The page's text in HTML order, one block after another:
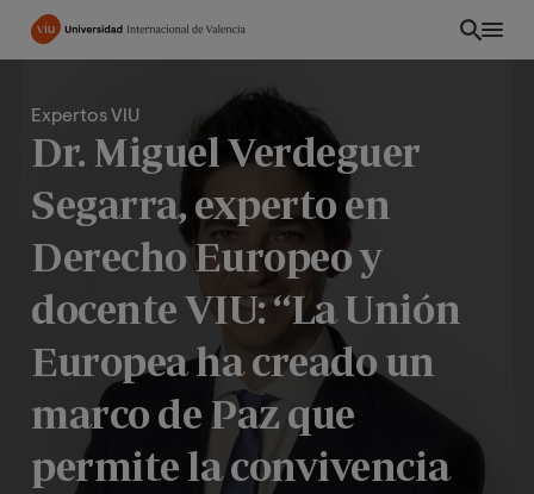
Pasar
Expertos VIU
Dr. Miguel Verdeguer
Segarra, experto en
Derecho Europeo y
docente VIU: “La Unión
Europea ha creado un
marco de Paz que
permite la convivencia